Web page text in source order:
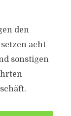
den
acht
sonstigen